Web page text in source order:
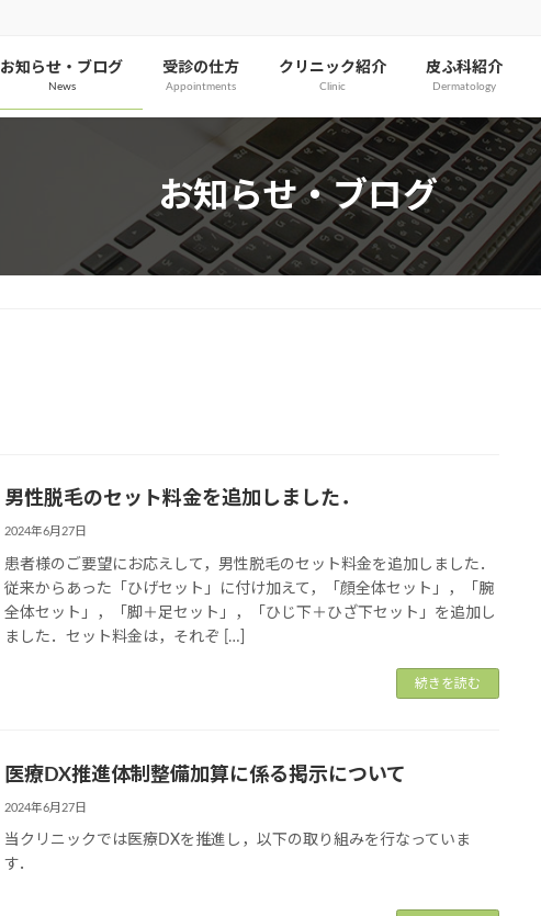
お知らせ・ブログ
News
受診の仕方
Appointments
クリニック紹介
Clinic
皮ふ科紹介
Dermatology
お知らせ・ブログ
男性脱毛のセット料金を追加しました．
2024年6月27日
患者様のご要望にお応えして，男性脱毛のセット料金を追加しました．
従来からあった「ひげセット」に付け加えて，「顔全体セット」，「腕
全体セット」，「脚＋足セット」，「ひじ下＋ひざ下セット」を追加し
ました．セット料金は，それぞ […]
続きを読む
医療DX推進体制整備加算に係る掲示について
2024年6月27日
当クリニックでは医療DXを推進し，以下の取り組みを行なっていま
す．